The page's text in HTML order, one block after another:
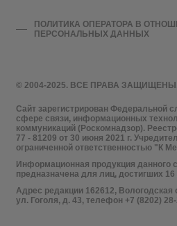
© 2004-2025. ВСЕ ПРАВА
Сайт зарегистрирован Федеральной
сфере связи, информационных
коммуникаций (Роскомнадзор).
77 - 81209 от 30 июня 2021 г.
ограниченной ответственностью "К
Информационная продукция данного
предназначена для лиц, достигших
Адрес редакции 162612, Вологодская
ул. Гоголя, д. 43, телефон +7 (8202)
ПОЛИТИКА ОПЕРАТОРА В
ПЕРСОНАЛЬНЫХ ДАННЫХ